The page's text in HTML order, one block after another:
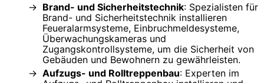
Brand- und Sicherheitstechnik: Spezialisten für
Brand- und Sicherheitstechnik installieren
Feueralarmsysteme, Einbruchmeldesysteme,
Überwachungskameras und
Zugangskontrollsysteme, um die Sicherheit von
Gebäuden und Bewohnern zu gewährleisten.
Aufzugs- und Rolltreppenbau: Experten im